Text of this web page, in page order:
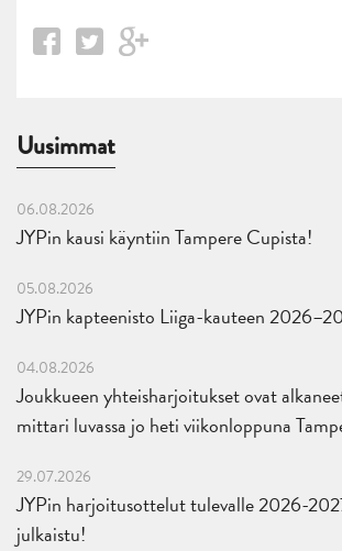
Uusimmat
06.08.2026
JYPin kausi käyntiin Tampere Cupista!
05.08.2026
JYPin kapteenisto Liiga-kauteen
04.08.2026
Joukkueen yhteisharjoitukset ovat
mittari luvassa jo heti viikonloppuna
29.07.2026
JYPin harjoitusottelut tulevalle 2026-
julkaistu!